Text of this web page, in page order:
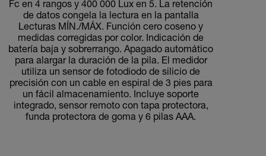
Fc en 4 rangos y 400 000 Lux en 5. La retención
de datos congela la lectura en la pantalla
Lecturas MÍN./MÁX. Función cero coseno y
medidas corregidas por color. Indicación de
batería baja y sobrerrango. Apagado automático
para alargar la duración de la pila. El medidor
utiliza un sensor de fotodiodo de silicio de
precisión con un cable en espiral de 3 pies para
un fácil almacenamiento. Incluye soporte
integrado, sensor remoto con tapa protectora,
funda protectora de goma y 6 pilas AAA.